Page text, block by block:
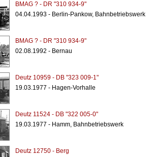
BMAG ? - DR "310 934-9"
04.04.1993 - Berlin-Pankow, Bahnbetriebswerk
BMAG ? - DR "310 934-9"
02.08.1992 - Bernau
Deutz 10959 - DB "323 009-1"
19.03.1977 - Hagen-Vorhalle
Deutz 11524 - DB "322 005-0"
19.03.1977 - Hamm, Bahnbetriebswerk
Deutz 12750 - Berg